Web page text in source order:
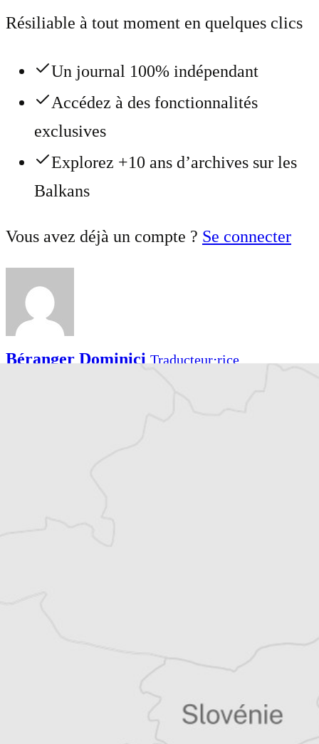
Résiliable à tout moment en quelques clics
Un journal 100% indépendant
Accédez à des fonctionnalités
exclusives
Explorez +10 ans d’archives sur les
Balkans
Vous avez déjà un compte ? Se connecter
Béranger Dominici Traducteur⋅rice